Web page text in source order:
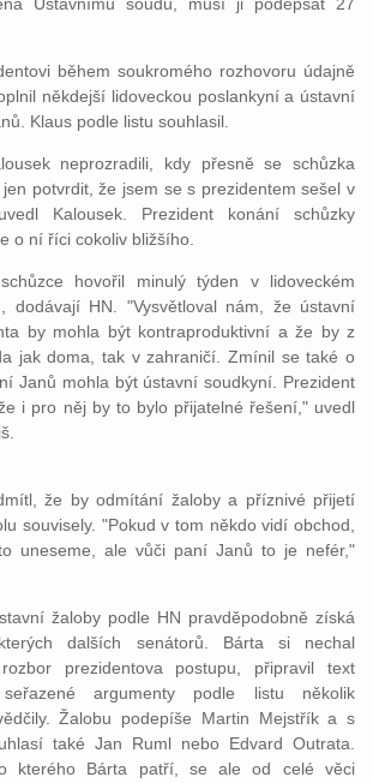
během soukromého rozhovoru údajně
někdejší lidoveckou poslankyní a ústavní
Klaus podle listu souhlasil.
neprozradili, kdy přesně se schůzka
potvrdit, že jsem se s prezidentem sešel v
Kalousek. Prezident konání schůzky
o ní říci cokoliv bližšího.
hovořil minulý týden v lidoveckém
dodávají HN. "Vysvětloval nám, že ústavní
by mohla být kontraproduktivní a že by z
jak doma, tak v zahraničí. Zmínil se také o
Janů mohla být ústavní soudkyní. Prezident
i pro něj by to bylo přijatelné řešení," uvedl
že by odmítání žaloby a příznivé přijetí
souvisely. "Pokud v tom někdo vidí obchod,
uneseme, ale vůči paní Janů to je nefér,"
žaloby podle HN pravděpodobně získá
dalších senátorů. Bárta si nechal
prezidentova postupu, připravil text
argumenty podle listu několik
Žalobu podepíše Martin Mejstřík a s
také Jan Ruml nebo Edvard Outrata.
kterého Bárta patří, se ale od celé věci